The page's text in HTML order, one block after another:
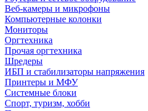
Веб-камеры и микрофоны
Компьютерные колонки
Мониторы
Оргтехника
Прочая оргтехника
Шредеры
ИБП и стабилизаторы напряжения
Принтеры и МФУ
Системные блоки
Спорт, туризм, хобби